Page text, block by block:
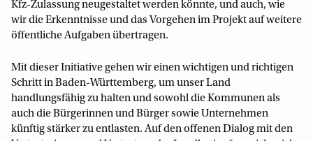
Kfz-Zulassung neugestaltet werden könnte, und auch, wie
wir die Erkenntnisse und das Vorgehen im Projekt auf weitere
öffentliche Aufgaben übertragen.
Mit dieser Initiative gehen wir einen wichtigen und richtigen
Schritt in Baden-Württemberg, um unser Land
handlungsfähig zu halten und sowohl die Kommunen als
auch die Bürgerinnen und Bürger sowie Unternehmen
künftig stärker zu entlasten. Auf den offenen Dialog mit den